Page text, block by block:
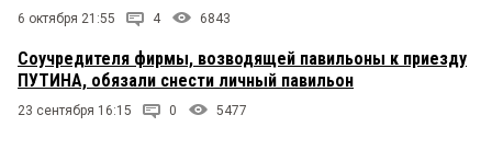
6 октября 21:55 4 6843
Соучредителя фирмы, возводящей павильоны к приезду
ПУТИНА, обязали снести личный павильон
23 сентября 16:15 0 5477